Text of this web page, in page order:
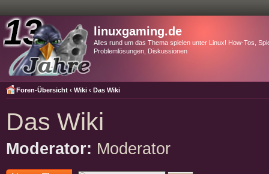
linuxgaming.de
Alles rund um das Thema spielen unter Linux! How-Tos,
Problemlösungen, Diskussionen
Foren-Übersicht ‹ Wiki ‹ Das Wiki
Das Wiki
Moderator: Moderator